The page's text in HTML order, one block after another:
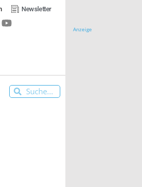
Newsletter
Anzeige